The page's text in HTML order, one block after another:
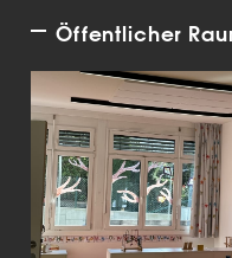
Öffentlicher